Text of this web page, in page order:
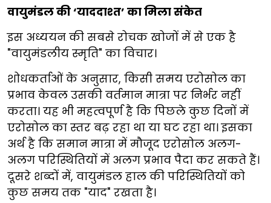
वायुमंडल की ‘याददाश्त’ का मिला संकेत
इस अध्ययन की सबसे रोचक खोजों में से एक है
"वायुमंडलीय स्मृति" का विचार।
शोधकर्ताओं के अनुसार, किसी समय एरोसोल का
प्रभाव केवल उसकी वर्तमान मात्रा पर निर्भर नहीं
करता। यह भी महत्वपूर्ण है कि पिछले कुछ दिनों में
एरोसोल का स्तर बढ़ रहा था या घट रहा था। इसका
अर्थ है कि समान मात्रा में मौजूद एरोसोल अलग-
अलग परिस्थितियों में अलग प्रभाव पैदा कर सकते हैं।
दूसरे शब्दों में, वायुमंडल हाल की परिस्थितियों को
कुछ समय तक "याद" रखता है।